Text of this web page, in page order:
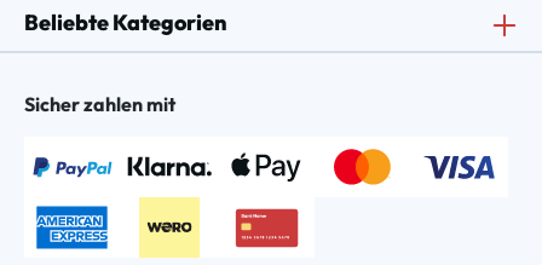
Beliebte Kategorien
Sicher zahlen mit